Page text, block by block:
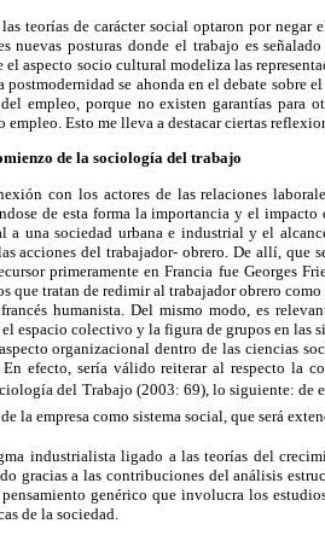
teorías de carácter social optaron por
nuevas posturas donde el trabajo es
aspecto socio cultural modeliza las
postmodernidad se ahonda en el debate
empleo, porque no existen garantías para
Esto me lleva a destacar ciertas
de la sociología del trabajo
con los actores de las relaciones
de esta forma la importancia y el
a una sociedad urbana e industrial y el
acciones del trabajador- obrero. De allí,
primeramente en Francia fue Georges
que tratan de redimir al trabajador obrero
humanista. Del mismo modo, es
el espacio colectivo y la figura de grupos en
organizacional dentro de las ciencias
En efecto, sería válido reiterar al respecto la
del Trabajo (2003: 69), lo siguiente: de
la empresa como sistema social, que será
industrialista ligado a las teorías del
gracias a las contribuciones del análisis
genérico que involucra los
de la sociedad.